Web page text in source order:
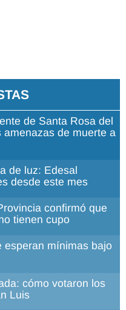
de Santa Rosa del
de muerte a
de luz: Edesal
desde este mes
confirmó que
tienen cupo
esperan mínimas bajo
cómo votaron los
Luis